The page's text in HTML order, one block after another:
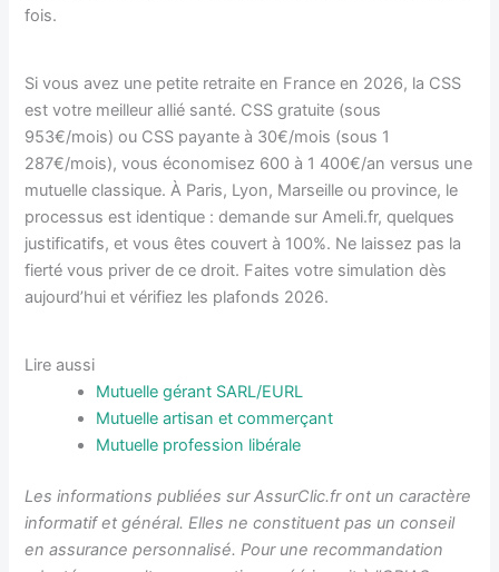
fois.
Si vous avez une petite retraite en France en 2026, la CSS
est votre meilleur allié santé. CSS gratuite (sous
953€/mois) ou CSS payante à 30€/mois (sous 1
287€/mois), vous économisez 600 à 1 400€/an versus une
mutuelle classique. À Paris, Lyon, Marseille ou province, le
processus est identique : demande sur Ameli.fr, quelques
justificatifs, et vous êtes couvert à 100%. Ne laissez pas la
fierté vous priver de ce droit. Faites votre simulation dès
aujourd’hui et vérifiez les plafonds 2026.
Lire aussi
Mutuelle gérant SARL/EURL
Mutuelle artisan et commerçant
Mutuelle profession libérale
Les informations publiées sur AssurClic.fr ont un caractère
informatif et général. Elles ne constituent pas un conseil
en assurance personnalisé. Pour une recommandation